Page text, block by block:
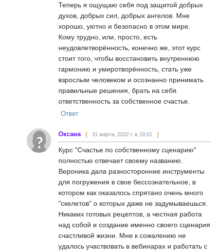
Теперь я ощущаю себя под защитой добрых
духов, добрых сил, добрых ангелов. Мне
хорошо, уютно и безопасно в этом мире.
Кому трудно, или, просто, есть
неудовлетворённость, конечно же, этот курс
стоит того, чтобы восстановить внутреннюю
гармонию и умиротворённость, стать уже
взрослым человеком и осознанно принимать
правильные решения, брать на себя
ответственность за собственное счастье.
Ответ
Оксана 31 марта, 2022 г. в 19:01
Курс "Счастье по собственному сценарию"
полностью отвечает своему названию.
Вероника дала разносторонние инструменты
для погружения в свое бессознательное, в
котором как оказалось спрятано очень много
"скелетов" о которых даже не задумываешься.
Никаких готовых рецептов, а честная работа
над собой и создание именно своего сценария
счастливой жизни. Мне к сожалению не
удалось участвовать в вебинарах и работать с